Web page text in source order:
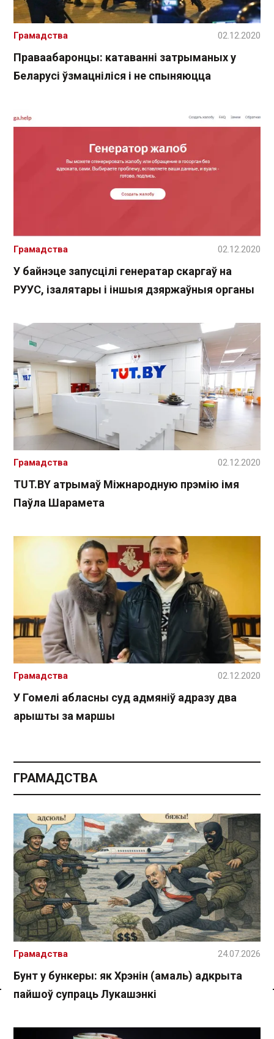
Спасылка без VPN
Праваабаронцы: катаванні затрыманых у
Беларусі ўзмацніліся і не спыняюцца
Грамадства 02.12.2020
У байнэце запусцілі генератар скаргаў на
РУУС, ізалятары і іншыя дзяржаўныя органы
Грамадства 02.12.2020
TUT.BY атрымаў Міжнародную прэмію імя
Паўла Шарамета
Грамадства 02.12.2020
У Гомелі абласны суд адмяніў адразу два
арышты за маршы
Грамадства 02.12.2020
ГРАМАДСТВА
Бунт у бункеры: як Хрэнін (амаль) адкрыта
пайшоў супраць Лукашэнкі
Грамадства 24.07.2026